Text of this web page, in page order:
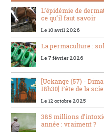
L’épidémie de
ce qu’il faut savoir
Le 10 avril 2026
La permaculture :
Le 7 février 2026
[Uckange (57) -
18h30] Fête de la
Le 12 octobre 2025
385 millions
année : vraiment ?